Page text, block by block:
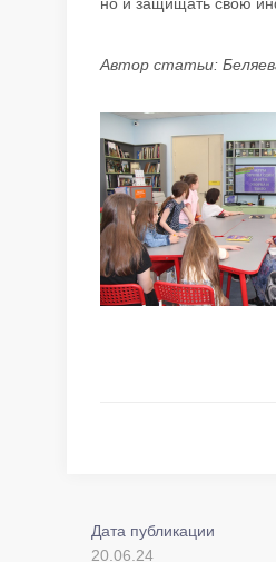
Автор статьи:
Дата публикации
20.06.24